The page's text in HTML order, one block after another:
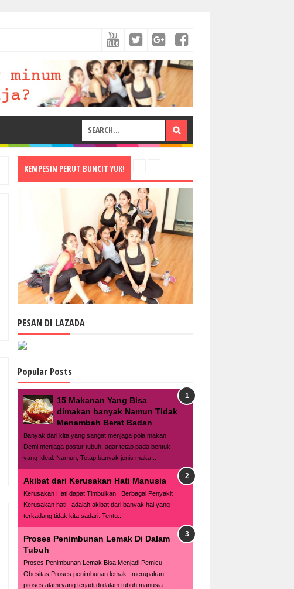
KEMPESIN PERUT BUNCIT YUK!
PESAN DI LAZADA
Popular Posts
15 Makanan Yang Bisa
dimakan banyak Namun TIdak
Menambah Berat Badan
Banyak dari kita yang sangat menjaga pola makan
Demi menjaga postur tubuh, agar tetap pada bentuk
yang Ideal. Namun, Tetap banyak jenis maka...
Akibat dari Kerusakan Hati Manusia
Kerusakan Hati dapat Timbulkan Berbagai Penyakit
Kerusakan hati adalah akibat dari banyak hal yang
terkadang tidak kita sadari. Tentu...
Proses Penimbunan Lemak Di Dalam
Tubuh
Proses Penimbunan Lemak Bisa Menjadi Pemicu
Obesitas Proses penimbunan lemak merupakan
proses alami yang terjadi di dalam tubuh manusia...